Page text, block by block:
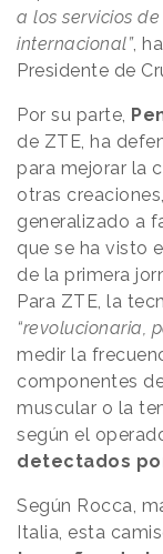
a los servicios
internacional”,
Presidente de
Por su parte,
de ZTE, ha
para mejorar la
otras
generalizado a
que se ha visto
de la primera
Para ZTE, la
“revolucionaria,
medir la
componentes
muscular o la
según el
detectados
Según Rocca,
Italia, esta